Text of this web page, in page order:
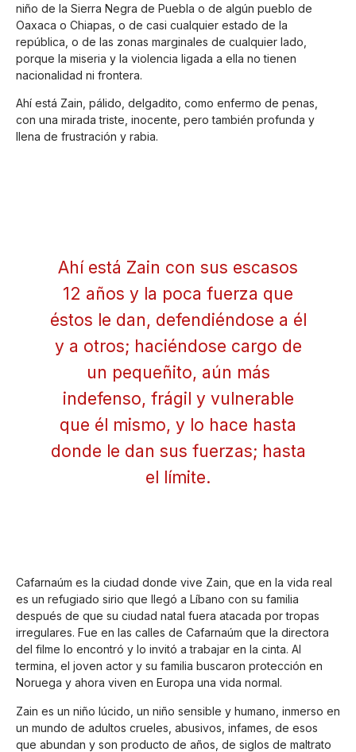
niño de la Sierra Negra de Puebla o de algún pueblo de
Oaxaca o Chiapas, o de casi cualquier estado de la
república, o de las zonas marginales de cualquier lado,
porque la miseria y la violencia ligada a ella no tienen
nacionalidad ni frontera.
Ahí está Zain, pálido, delgadito, como enfermo de penas,
con una mirada triste, inocente, pero también profunda y
llena de frustración y rabia.
Ahí está Zain con sus escasos
12 años y la poca fuerza que
éstos le dan, defendiéndose a él
y a otros; haciéndose cargo de
un pequeñito, aún más
indefenso, frágil y vulnerable
que él mismo, y lo hace hasta
donde le dan sus fuerzas; hasta
el límite.
Cafarnaúm es la ciudad donde vive Zain, que en la vida real
es un refugiado sirio que llegó a Líbano con su familia
después de que su ciudad natal fuera atacada por tropas
irregulares. Fue en las calles de Cafarnaúm que la directora
del filme lo encontró y lo invitó a trabajar en la cinta. Al
termina, el joven actor y su familia buscaron protección en
Noruega y ahora viven en Europa una vida normal.
Zain es un niño lúcido, un niño sensible y humano, inmerso en
un mundo de adultos crueles, abusivos, infames, de esos
que abundan y son producto de años, de siglos de maltrato